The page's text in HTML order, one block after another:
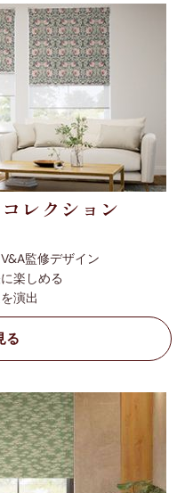
レクション
監修デザイン
楽しめる
演出
る